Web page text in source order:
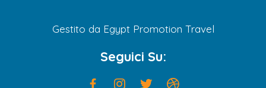
Gestito da Egypt Promotion Travel
Seguici Su: